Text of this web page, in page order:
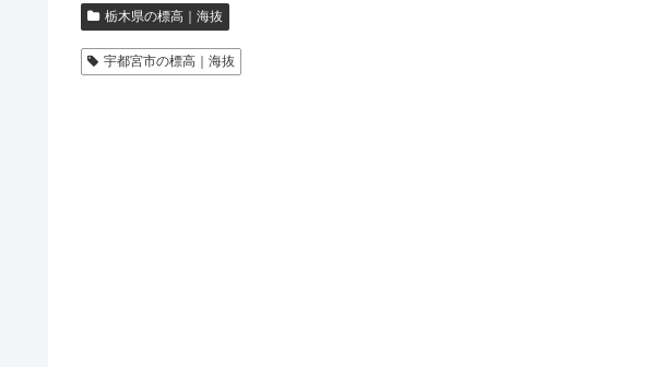
栃木県の標高｜海抜
宇都宮市の標高｜海抜